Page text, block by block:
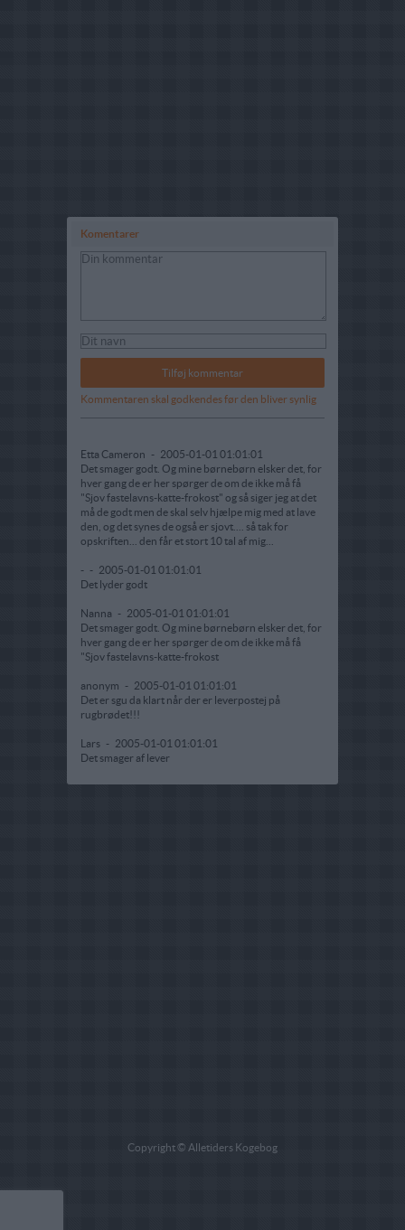
Komentarer
Kommentaren skal godkendes før den bliver synlig
Etta Cameron - 2005-01-01 01:01:01
Det smager godt. Og mine børnebørn elsker det, for
hver gang de er her spørger de om de ikke må få
"Sjov fastelavns-katte-frokost" og så siger jeg at det
må de godt men de skal selv hjælpe mig med at lave
den, og det synes de også er sjovt.... så tak for
opskriften... den får et stort 10 tal af mig...
- - 2005-01-01 01:01:01
Det lyder godt
Nanna - 2005-01-01 01:01:01
Det smager godt. Og mine børnebørn elsker det, for
hver gang de er her spørger de om de ikke må få
"Sjov fastelavns-katte-frokost
anonym - 2005-01-01 01:01:01
Det er sgu da klart når der er leverpostej på
rugbrødet!!!
Lars - 2005-01-01 01:01:01
Det smager af lever
Copyright © Alletiders Kogebog